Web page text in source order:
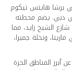
هايتس تيكوم
دبي. يضم محطته
زايد، مما
ونخلة جميرا،
المناطق الحرة